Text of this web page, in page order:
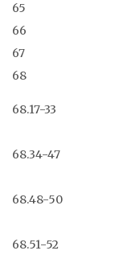
65
66
67
68
68.17-33
68.34-47
68.48-50
68.51-52